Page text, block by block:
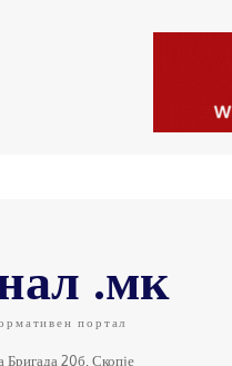
.мк
портал
Бригада 20б, Скопје